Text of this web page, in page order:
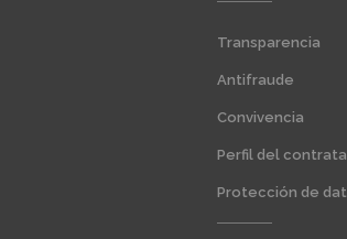
Transparencia
Antifraude
Convivencia
Perfil del
Protección de